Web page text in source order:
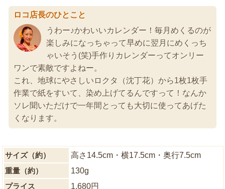
ロコ店長のひとこと
うわー♪かわいいカレンダー！毎月めくるのが
楽しみになっちゃって早めに翌月にめくっち
ゃいそう(笑)手作りカレンダーってオンリー
ワンで素敵ですよねー。
これ、地球にやさしいロクタ（沈丁花）から1枚1枚手
作業で紙をすいて、染め上げてるんですって！なんか
ソレ聞いただけで一年間とっても大切に使ってあげた
くなります。
サイズ（約）
高さ14.5cm・横17.5cm・奥行7.5cm
重量（約）
130g
プライス
1,680円